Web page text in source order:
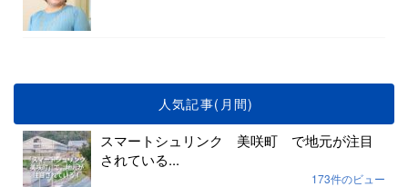
人気記事(月間)
スマートシュリンク 美咲町 で地元が注目
されている...
173件のビュー